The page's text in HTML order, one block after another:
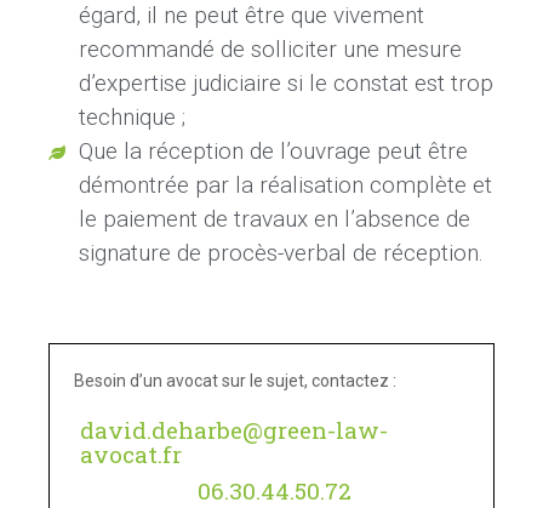
égard, il ne peut être que vivement
recommandé de solliciter une mesure
d’expertise judiciaire si le constat est trop
technique ;
Que la réception de l’ouvrage peut être
démontrée par la réalisation complète et
le paiement de travaux en l’absence de
signature de procès-verbal de réception.
Besoin d’un avocat sur le sujet, contactez :
david.deharbe@green-law-
avocat.fr
06.30.44.50.72